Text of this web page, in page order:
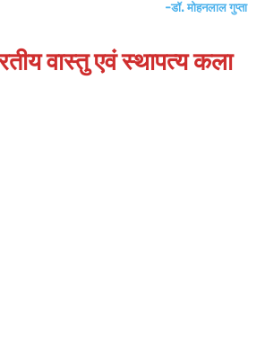
-डॉ. मोहनलाल गुप्ता
वास्तु एवं स्थापत्य कला